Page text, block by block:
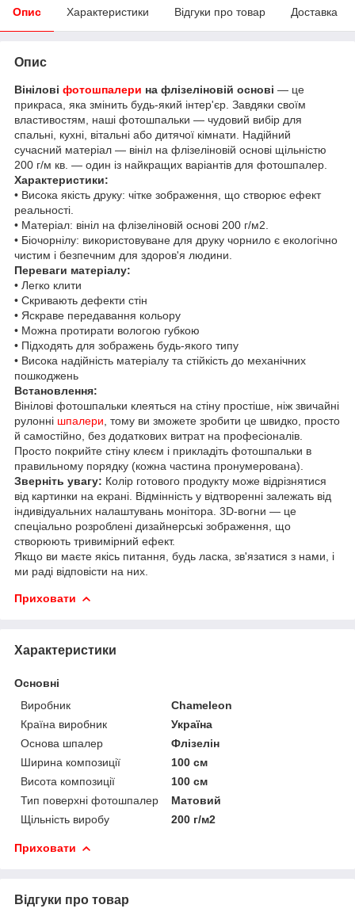
Опис Характеристики Відгуки про товар Доставка
Опис
Вінілові фотошпалери на флізеліновій основі — це
прикраса, яка змінить будь-який інтер'єр. Завдяки своїм
властивостям, наші фотошпальки — чудовий вибір для
спальні, кухні, вітальні або дитячої кімнати. Надійний
сучасний матеріал — вініл на флізеліновій основі щільністю
200 г/м кв. — один із найкращих варіантів для фотошпалер.
Характеристики:
• Висока якість друку: чітке зображення, що створює ефект
реальності.
• Матеріал: вініл на флізеліновій основі 200 г/м2.
• Біочорнілу: використовуване для друку чорнило є екологічно
чистим і безпечним для здоров'я людини.
Переваги матеріалу:
• Легко клити
• Скривають дефекти стін
• Яскраве передавання кольору
• Можна протирати вологою губкою
• Підходять для зображень будь-якого типу
• Висока надійність матеріалу та стійкість до механічних
пошкоджень
Встановлення:
Вінілові фотошпальки клеяться на стіну простіше, ніж звичайні
рулонні шпалери , тому ви зможете зробити це швидко, просто
й самостійно, без додаткових витрат на професіоналів.
Просто покрийте стіну клеєм і прикладіть фотошпальки в
правильному порядку (кожна частина пронумерована).
Зверніть увагу: Колір готового продукту може відрізнятися
від картинки на екрані. Відмінність у відтворенні залежать від
індивідуальних налаштувань монітора. 3D-вогни — це
спеціально розроблені дизайнерські зображення, що
створюють тривимірний ефект.
Якщо ви маєте якісь питання, будь ласка, зв'язатися з нами, і
ми раді відповісти на них.
Приховати
Характеристики
Основні
Виробник
Chameleon
Країна виробник
Україна
Основа шпалер
Флізелін
Ширина композиції
100 см
Висота композиції
100 см
Тип поверхні фотошпалер
Матовий
Щільність виробу
200 г/м2
Приховати
Відгуки про товар